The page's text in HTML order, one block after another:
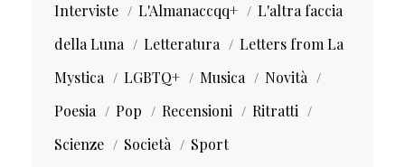
Interviste
L'Almanaccqq+
L'altra faccia
della Luna
Letteratura
Letters from La
Mystica
LGBTQ+ Musica
Novità
Poesia
Pop Recensioni
Ritratti
Scienze
Società Sport